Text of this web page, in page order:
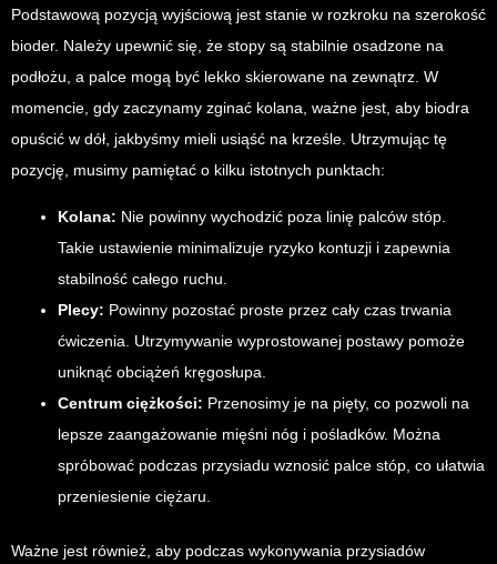
Podstawową pozycją wyjściową jest stanie w rozkroku na szerokość
bioder. Należy upewnić się, że stopy są stabilnie osadzone na
podłożu, a palce mogą być lekko skierowane na zewnątrz. W
momencie, gdy zaczynamy zginać kolana, ważne jest, aby biodra
opuścić w dół, jakbyśmy mieli usiąść na krześle. Utrzymując tę
pozycję, musimy pamiętać o kilku istotnych punktach:
Kolana: Nie powinny wychodzić poza linię palców stóp.
Takie ustawienie minimalizuje ryzyko kontuzji i zapewnia
stabilność całego ruchu.
Plecy: Powinny pozostać proste przez cały czas trwania
ćwiczenia. Utrzymywanie wyprostowanej postawy pomoże
uniknąć obciążeń kręgosłupa.
Centrum ciężkości: Przenosimy je na pięty, co pozwoli na
lepsze zaangażowanie mięśni nóg i pośladków. Można
spróbować podczas przysiadu wznosić palce stóp, co ułatwia
przeniesienie ciężaru.
Ważne jest również, aby podczas wykonywania przysiadów